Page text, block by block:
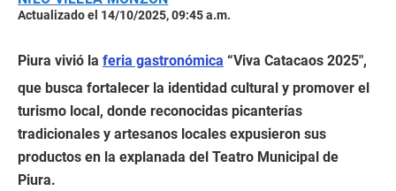
Actualizado el 14/10/2025, 09:45 a.m.
Piura vivió la feria gastronómica “Viva Catacaos 2025″,
que busca fortalecer la identidad cultural y promover el
turismo local, donde reconocidas picanterías
tradicionales y artesanos locales expusieron sus
productos en la explanada del Teatro Municipal de
Piura.